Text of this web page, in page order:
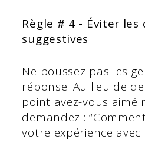
Règle # 4 - Éviter les
suggestives
Ne poussez pas les
réponse. Au lieu de
point avez-vous aimé
demandez :
votre expérience avec